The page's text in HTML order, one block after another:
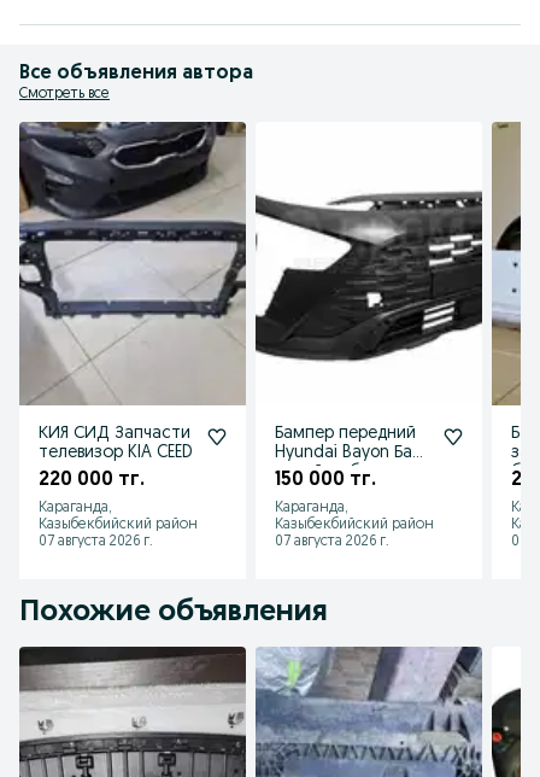
Все объявления автора
Смотреть все
КИЯ СИД Запчасти
телевизор KIA CEED
220 000 тг.
Караганда,
Казыбекбийский район
07 августа 2026 г.
Бампер передний
Hyundai Bayon Баен
новый в сборе
150 000 тг.
Караганда,
Казыбекбийский район
07 августа 2026 г.
06
Похожие объявления